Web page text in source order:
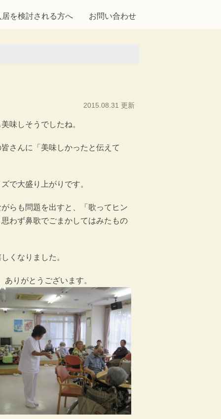
居を検討される方へ お問い合わせ
2015.08.31 更新
味しそうでしたね。
さんに「美味しかったと伝えて
で大盛り上がりです。
らも問題を出すと、「歌ってヒン
わず鼻歌でごまかしてはみたもの
くなりました。
ありがとうございます。